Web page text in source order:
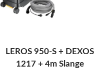
LEROS 950-S + DEXOS
1217 + 4m Slange